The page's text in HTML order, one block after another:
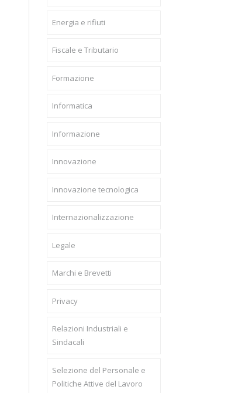
Energia e rifiuti
Fiscale e Tributario
Formazione
Informatica
Informazione
Innovazione
Innovazione tecnologica
Internazionalizzazione
Legale
Marchi e Brevetti
Privacy
Relazioni Industriali e
Sindacali
Selezione del Personale e
Politiche Attive del Lavoro